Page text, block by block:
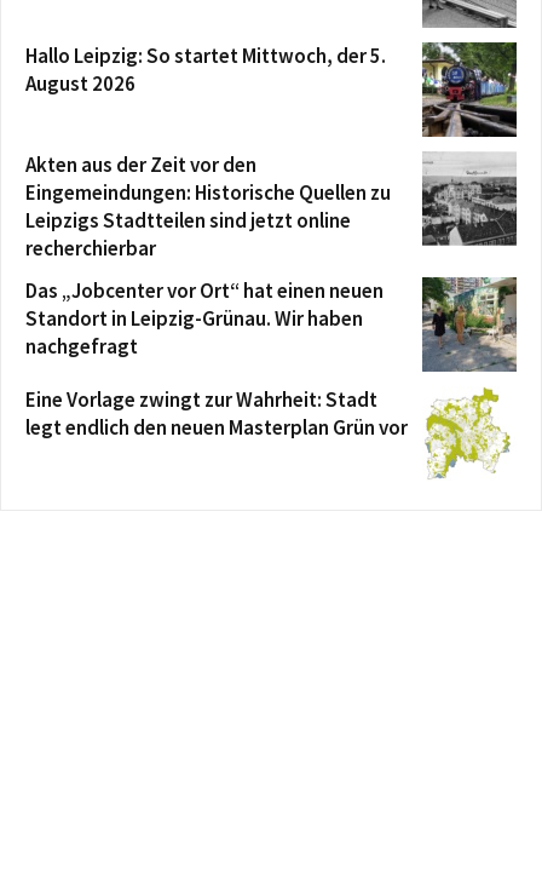
Hallo Leipzig: So startet Mittwoch, der 5.
August 2026
Akten aus der Zeit vor den
Eingemeindungen: Historische Quellen zu
Leipzigs Stadtteilen sind jetzt online
recherchierbar
Das „Jobcenter vor Ort“ hat einen neuen
Standort in Leipzig-Grünau. Wir haben
nachgefragt
Eine Vorlage zwingt zur Wahrheit: Stadt
legt endlich den neuen Masterplan Grün vor